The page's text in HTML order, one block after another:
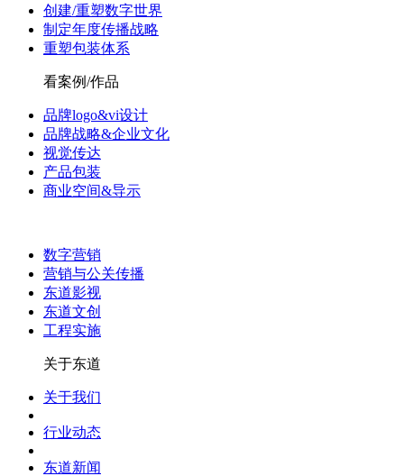
创建/重塑数字世界
制定年度传播战略
重塑包装体系
看案例/作品
品牌logo&vi设计
品牌战略&企业文化
视觉传达
产品包装
商业空间&导示
数字营销
营销与公关传播
东道影视
东道文创
工程实施
关于东道
关于我们
行业动态
东道新闻